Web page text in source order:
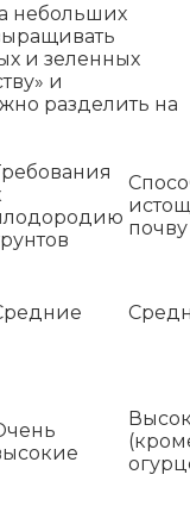
небольших
и зеленных
и
разделить на
почву